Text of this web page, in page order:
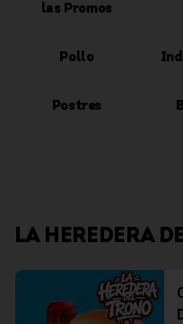
las Promos
Pollo
Postres
LA HEREDERA